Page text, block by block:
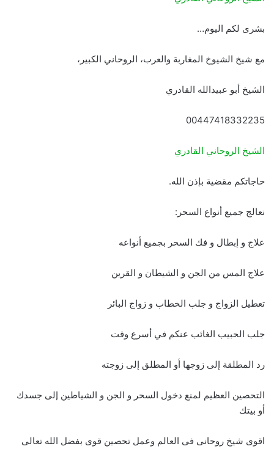
بشرى لكم اليوم…
مع شيخ الشيوخ المغاربة والعرب، الروحاني الكبير،
الشيخ أبو عبيدالله القادري
00447418332235
الشيخ الروحاني القادري
حاجاتكم مقضية بإذن الله.
نعالج جميع أنواع السحر:
علاج و إبطال و فك السحر بجميع أنواعه
علاج المس من الجن و الشيطان و القرين
تعطيل الزواج و جلب الخطاب و زواج البائر
جلب الحبيب الغائب عنكم في أسرع وقت
رد المطلقة إلى زوجها أو المطلق إلى زوجته
التحصين العظيم لمنع دخول السحر و الجن و الشياطين إلى جسدك
أو بيتك
اقوى شيخ روحانى فى العالم وعمل تحصين قوى بفضل الله تعالى